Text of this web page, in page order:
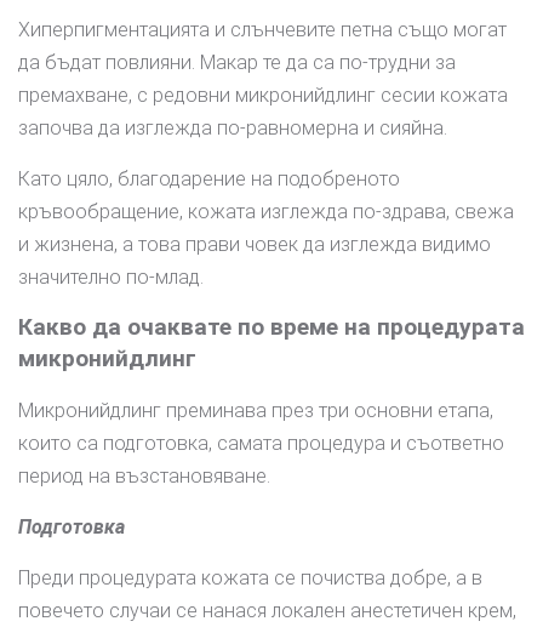
Хиперпигментацията и слънчевите петна също могат
да бъдат повлияни. Макар те да са по-трудни за
премахване, с редовни микронийдлинг сесии кожата
започва да изглежда по-равномерна и сияйна.
Като цяло, благодарение на подобреното
кръвообращение, кожата изглежда по-здрава, свежа
и жизнена, а това прави човек да изглежда видимо
значително по-млад.
Какво да очаквате по време на процедурата
микронийдлинг
Микронийдлинг преминава през три основни етапа,
които са подготовка, самата процедура и съответно
период на възстановяване.
Подготовка
Преди процедурата кожата се почиства добре, а в
повечето случаи се нанася локален анестетичен крем,